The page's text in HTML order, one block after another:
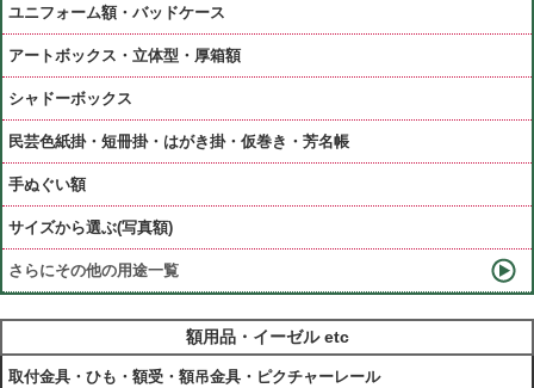
ユニフォーム額・バッドケース
アートボックス・立体型・厚箱額
シャドーボックス
民芸色紙掛・短冊掛・はがき掛・仮巻き・芳名帳
手ぬぐい額
サイズから選ぶ(写真額)
さらにその他の用途一覧
額用品・イーゼル etc
取付金具・ひも・額受・額吊金具・ピクチャーレール